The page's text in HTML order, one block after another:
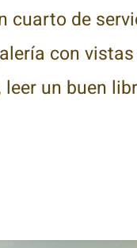
cuarto de
con
un buen